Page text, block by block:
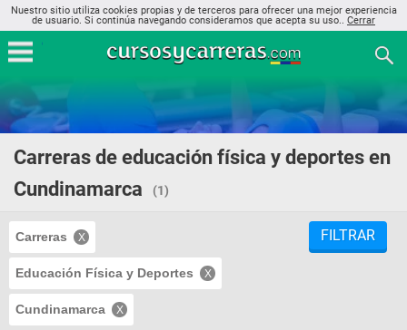
Nuestro sitio utiliza cookies propias y de terceros para ofrecer una mejor experiencia
de usuario. Si continúa navegando consideramos que acepta su uso.. Cerrar
Carreras de educación física y deportes en
Cundinamarca
(1)
Carreras
Educación Física y Deportes
Cundinamarca
FILTRAR